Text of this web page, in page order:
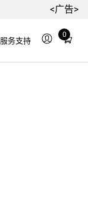
<广告>
服务支持
0
Total
in